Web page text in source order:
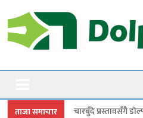
to
content
Dolpanews
ताजा समाचार
प्रस्तावसँगै डाेल्पाकाे काइकेमा नेकपाकाे ९९